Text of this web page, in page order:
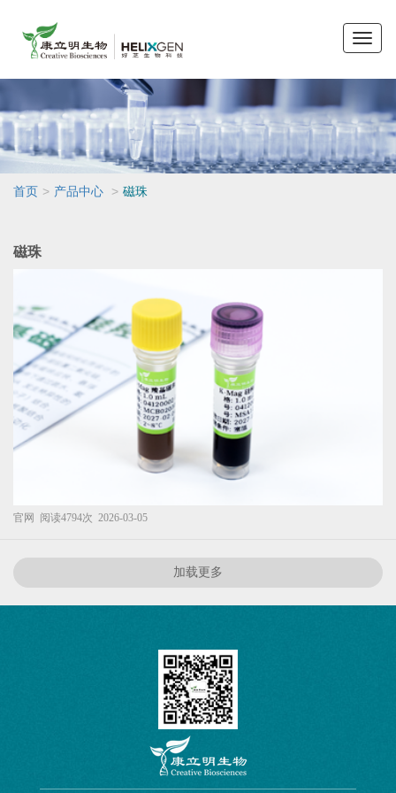
Toggle
首页 > 产品中心 > 磁珠
磁珠
官网 阅读4794次 2026-03-05
加载更多